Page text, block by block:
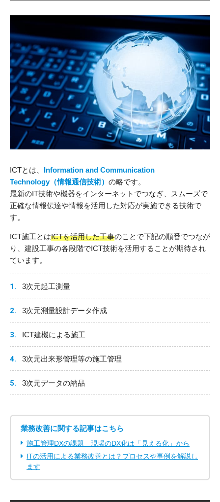
ICTとは、 Information and Communication
Technology（情報通信技術） の略です。
最新のIT技術や機器をインターネットでつなぎ、スムーズで
正確な情報伝達や情報を活用した対応が実施できる技術で
す。
ICT施工とはICTを活用した工事のことで下記の順番でつなが
り、建設工事の各段階でICT技術を活用することが期待され
ています。
3次元起工測量
3次元測量設計データ作成
ICT建機による施工
3次元出来形管理等の施工管理
3次元データの納品
業務改善に関する記事はこちら
施工管理DXの課題 現場のDX化は「見える化」から
ITの活用による業務改善とは？プロセスや事例を解説し
ます